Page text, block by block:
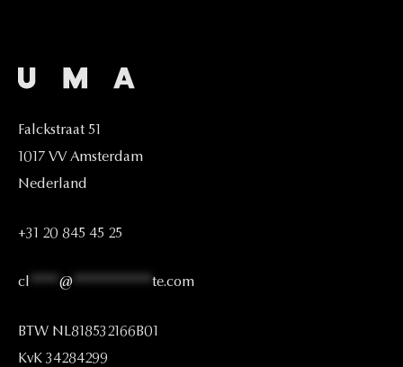
Falckstraat 51
1017 VV Amsterdam
Nederland
+31 20 845 45 25
cl **** @ ***********te.com
BTW NL818532166B01
KvK 34284299